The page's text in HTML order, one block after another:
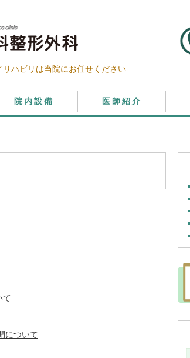
ハビリは当院にお任せください
院内設備 医師紹介
て
について